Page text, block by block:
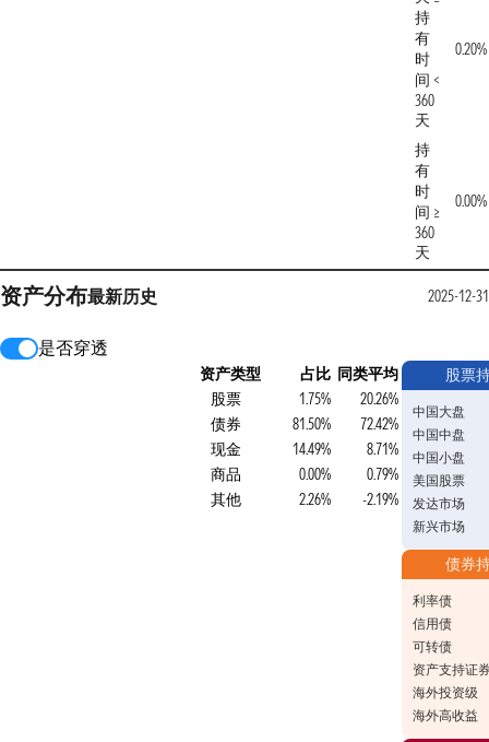
持
有
时
间 <
360
天
0.20%
持
有
时
间 ≥
360
天
0.00%
资产分布最新历史 2025-12-31
是否穿透
资产类型 占比 同类平均
股票
1.75%
20.26%
债券
81.50%
72.42%
现金
14.49%
8.71%
商品
0.00%
0.79%
其他
2.26% -2.19%
股票
中国大盘
中国中盘
中国小盘
美国股票
发达市场
新兴市场
债券
利率债
信用债
可转债
资产支持证
海外投资级
海外高收益